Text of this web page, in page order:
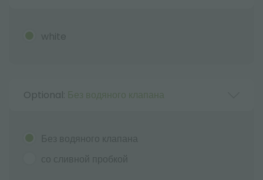
white
Optional: Без водяного клапана
Без водяного клапана
со сливной пробкой